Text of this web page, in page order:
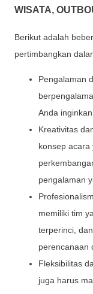
WISATA,
Berikut adalah
pertimbangkan
Pengalaman
Anda
Kreativitas
konsep acara
pengalaman
memiliki tim
terperinci,
perencanaan
Fleksibilitas
juga harus